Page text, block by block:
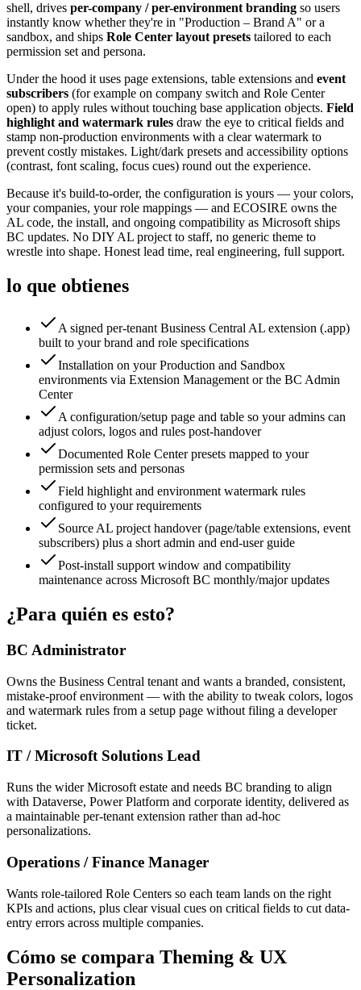
shell, drives per-company / per-environment branding so users
instantly know whether they're in "Production – Brand A" or a
sandbox, and ships Role Center layout presets tailored to each
permission set and persona.
Under the hood it uses page extensions, table extensions and event
subscribers (for example on company switch and Role Center
open) to apply rules without touching base application objects. Field
highlight and watermark rules draw the eye to critical fields and
stamp non-production environments with a clear watermark to
prevent costly mistakes. Light/dark presets and accessibility options
(contrast, font scaling, focus cues) round out the experience.
Because it's build-to-order, the configuration is yours — your colors,
your companies, your role mappings — and ECOSIRE owns the
AL code, the install, and ongoing compatibility as Microsoft ships
BC updates. No DIY AL project to staff, no generic theme to
wrestle into shape. Honest lead time, real engineering, full support.
lo que obtienes
A signed per-tenant Business Central AL extension (.app)
built to your brand and role specifications
Installation on your Production and Sandbox
environments via Extension Management or the BC Admin
Center
A configuration/setup page and table so your admins can
adjust colors, logos and rules post-handover
Documented Role Center presets mapped to your
permission sets and personas
Field highlight and environment watermark rules
configured to your requirements
Source AL project handover (page/table extensions, event
subscribers) plus a short admin and end-user guide
Post-install support window and compatibility
maintenance across Microsoft BC monthly/major updates
¿Para quién es esto?
BC Administrator
Owns the Business Central tenant and wants a branded, consistent,
mistake-proof environment — with the ability to tweak colors, logos
and watermark rules from a setup page without filing a developer
ticket.
IT / Microsoft Solutions Lead
Runs the wider Microsoft estate and needs BC branding to align
with Dataverse, Power Platform and corporate identity, delivered as
a maintainable per-tenant extension rather than ad-hoc
personalizations.
Operations / Finance Manager
Wants role-tailored Role Centers so each team lands on the right
KPIs and actions, plus clear visual cues on critical fields to cut data-
entry errors across multiple companies.
Cómo se compara Theming & UX
Personalization